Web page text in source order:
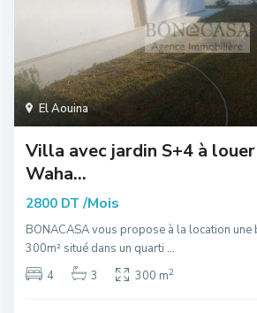
El Aouina
Villa avec jardin S+4 à
Waha...
2800 DT /Mois
BONACASA vous propose à la location
300m² situé dans un quarti ...
4
3 300 m2